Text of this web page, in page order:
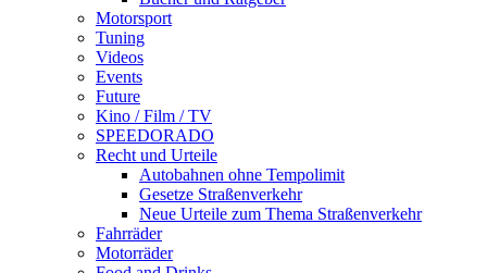
Motorsport
Tuning
Videos
Events
Future
Kino / Film / TV
SPEEDORADO
Recht und Urteile
Autobahnen ohne Tempolimit
Gesetze Straßenverkehr
Neue Urteile zum Thema Straßenverkehr
Fahrräder
Motorräder